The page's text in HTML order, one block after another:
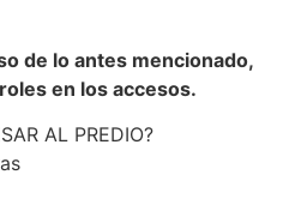
de lo antes mencionado,
en los accesos.
AL PREDIO?